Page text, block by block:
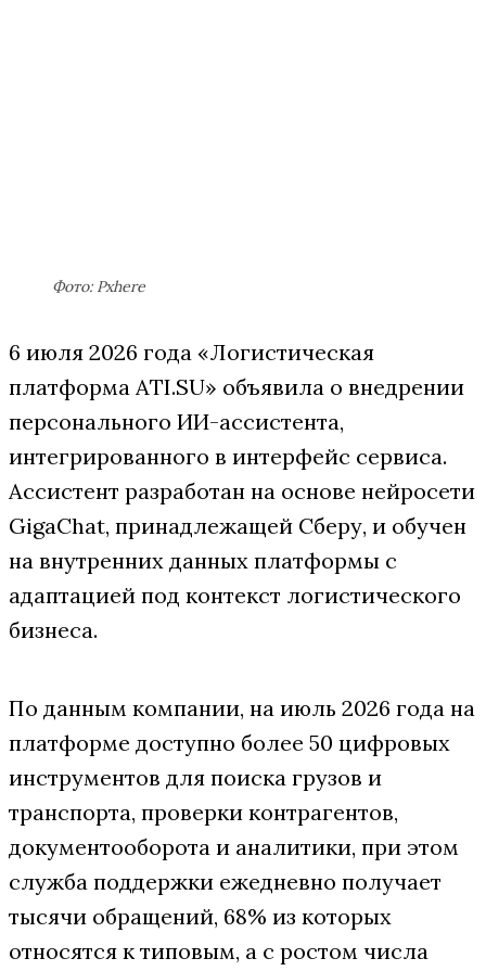
Фото: Pxhere
6 июля 2026 года «Логистическая
платформа ATI.SU» объявила о внедрении
персонального ИИ-ассистента,
интегрированного в интерфейс сервиса.
Ассистент разработан на основе нейросети
GigaChat, принадлежащей Сберу, и обучен
на внутренних данных платформы с
адаптацией под контекст логистического
бизнеса.
По данным компании, на июль 2026 года на
платформе доступно более 50 цифровых
инструментов для поиска грузов и
транспорта, проверки контрагентов,
документооборота и аналитики, при этом
служба поддержки ежедневно получает
тысячи обращений, 68% из которых
относятся к типовым, а с ростом числа